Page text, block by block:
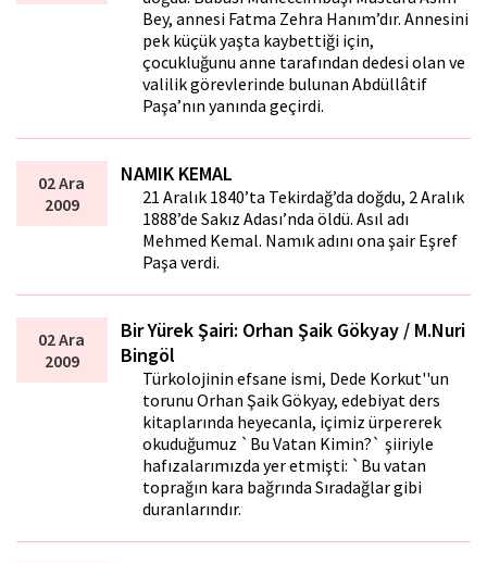
Bey, annesi Fatma Zehra Hanım’dır. Annesini
pek küçük yaşta kaybettiği için,
çocukluğunu anne tarafından dedesi olan ve
valilik görevlerinde bulunan Abdüllâtif
Paşa’nın yanında geçirdi.
02 Ara
2009
NAMIK KEMAL
21 Aralık 1840’ta Tekirdağ’da doğdu, 2 Aralık
1888’de Sakız Adası’nda öldü. Asıl adı
Mehmed Kemal. Namık adını ona şair Eşref
Paşa verdi.
02 Ara
2009
Bir Yürek Şairi: Orhan Şaik Gökyay / M.Nuri
Bingöl
Türkolojinin efsane ismi, Dede Korkut''un
torunu Orhan Şaik Gökyay, edebiyat ders
kitaplarında heyecanla, içimiz ürpererek
okuduğumuz `Bu Vatan Kimin?` şiiriyle
hafızalarımızda yer etmişti: `Bu vatan
toprağın kara bağrında Sıradağlar gibi
duranlarındır.